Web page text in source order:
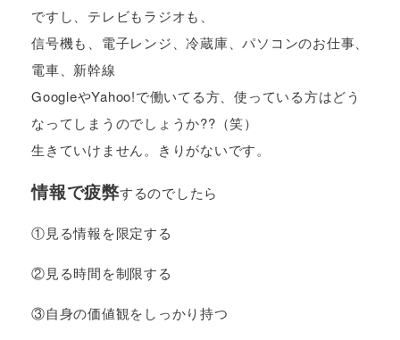
ですし、テレビもラジオも、
信号機も、電子レンジ、冷蔵庫、パソコンのお仕事、
電車、新幹線
GoogleやYahoo!で働いてる方、使っている方はどう
なってしまうのでしょうか??（笑）
生きていけません。きりがないです。
情報で疲弊するのでしたら
①見る情報を限定する
②見る時間を制限する
③自身の価値観をしっかり持つ